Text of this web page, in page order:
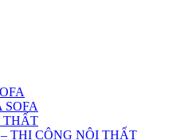
THẤT
THI CÔNG NỘI THẤT